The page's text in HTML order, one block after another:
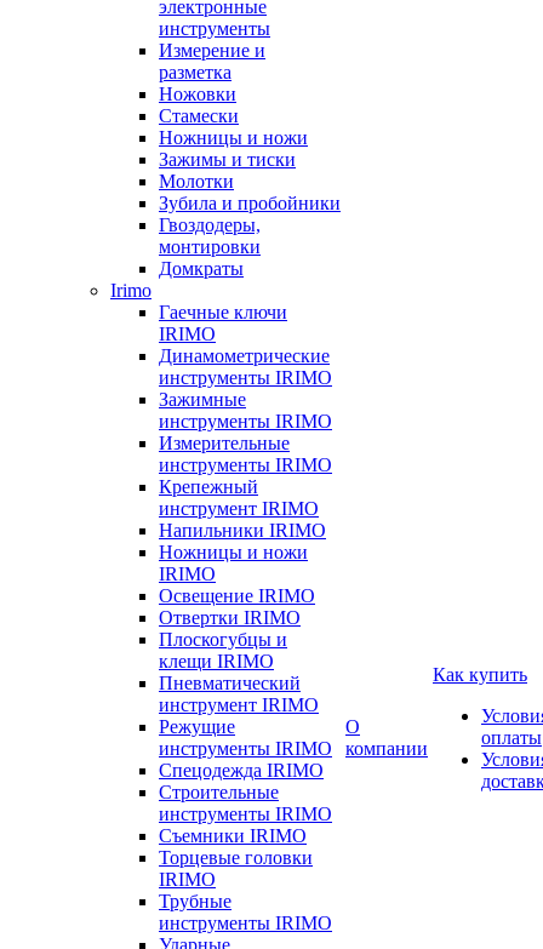
электронные
инструменты
Измерение и
разметка
Ножовки
Стамески
Ножницы и ножи
Зажимы и тиски
Молотки
Зубила и пробойники
Гвоздодеры,
монтировки
Домкраты
Irimo
Гаечные ключи
IRIMO
Динамометрические
инструменты IRIMO
Зажимные
инструменты IRIMO
Измерительные
инструменты IRIMO
Крепежный
инструмент IRIMO
Напильники IRIMO
Ножницы и ножи
IRIMO
Освещение IRIMO
Отвертки IRIMO
Плоскогубцы и
клещи IRIMO
Пневматический
инструмент IRIMO
Режущие
инструменты IRIMO
Спецодежда IRIMO
Строительные
инструменты IRIMO
Съемники IRIMO
Торцевые головки
IRIMO
Трубные
инструменты IRIMO
Ударные
О
компании
Как купить
оплаты